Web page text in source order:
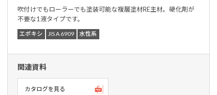
吹付けでもローラーでも塗装可能な複層塗材RE主材。硬化剤が
不要な1液タイプです。
エポキシ JIS A 6909 水性系
関連資料
カタログを見る